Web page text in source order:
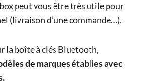
peut vous être très utile pour
(livraison d’une commande…).
la boîte à clés Bluetooth,
de marques établies avec